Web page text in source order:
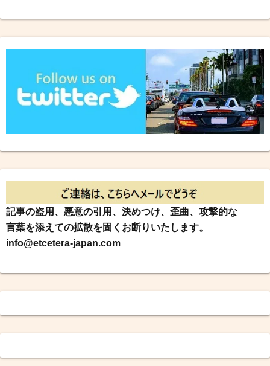
記事の盗用、悪意の引用、決めつけ、歪曲、攻撃的な
言葉を添えての拡散を固くお断りいたします。
info@etcetera-japan.com